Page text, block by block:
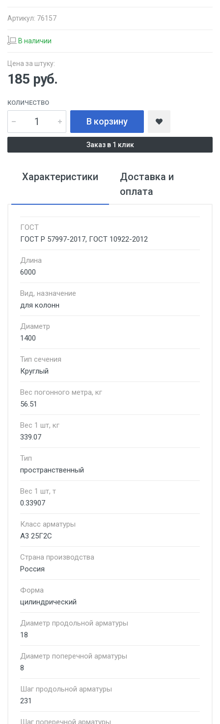
Артикул: 76157
В наличии
Цена за штуку:
185 руб.
КОЛИЧЕСТВО
В корзину
Заказ в 1 клик
Характеристики
Доставка и
оплата
ГОСТ
ГОСТ Р 57997-2017, ГОСТ 10922-2012
Длина
6000
Вид, назначение
для колонн
Диаметр
1400
Тип сечения
Круглый
Вес погонного метра, кг
56.51
Вес 1 шт, кг
339.07
Тип
пространственный
Вес 1 шт, т
0.33907
Класс арматуры
А3 25Г2С
Страна производства
Россия
Форма
цилиндрический
Диаметр продольной арматуры
18
Диаметр поперечной арматуры
8
Шаг продольной арматуры
231
Шаг поперечной арматуры